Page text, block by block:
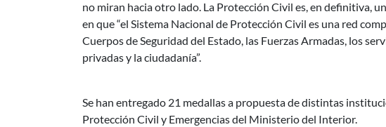
no miran hacia otro lado. La Protección Civil es, en definitiva,
en que “el Sistema Nacional de Protección Civil es una red
Cuerpos de Seguridad del Estado, las Fuerzas Armadas, los
privadas y la ciudadanía”.
Se han entregado 21 medallas a propuesta de distintas
Protección Civil y Emergencias del Ministerio del Interior.